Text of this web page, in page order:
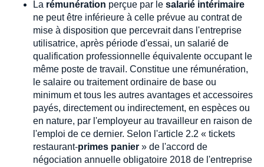
La rémunération perçue par le salarié intérimaire
ne peut être inférieure à celle prévue au contrat de
mise à disposition que percevrait dans l'entreprise
utilisatrice, après période d'essai, un salarié de
qualification professionnelle équivalente occupant le
même poste de travail. Constitue une rémunération,
le salaire ou traitement ordinaire de base ou
minimum et tous les autres avantages et accessoires
payés, directement ou indirectement, en espèces ou
en nature, par l'employeur au travailleur en raison de
l'emploi de ce dernier. Selon l'article 2.2 « tickets
restaurant-primes panier » de l'accord de
négociation annuelle obligatoire 2018 de l'entreprise